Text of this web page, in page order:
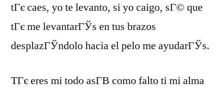
tГє caes, yo te levanto, si yo caigo, sГ© que
tГє me levantarГЎs en tus brazos
desplazГЎndolo hacia el pelo me ayudarГЎs.
TГє eres mi todo asГ­В­ como falto ti mi alma